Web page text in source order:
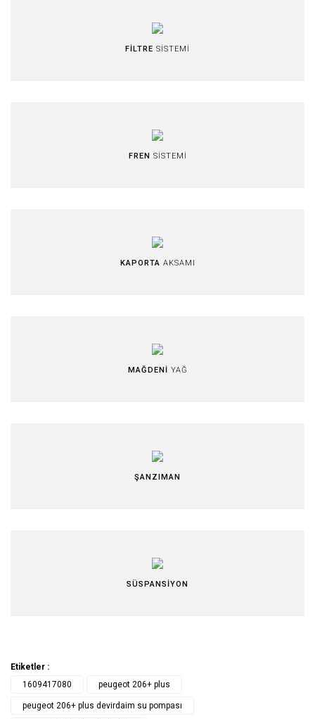
FİLTRE SİSTEMİ
FREN SİSTEMİ
KAPORTA AKSAMI
MAĞDENİ YAĞ
ŞANZIMAN
SÜSPANSİYON
Etiketler :
1609417080
peugeot 206+ plus
peugeot 206+ plus devirdaim su pompası